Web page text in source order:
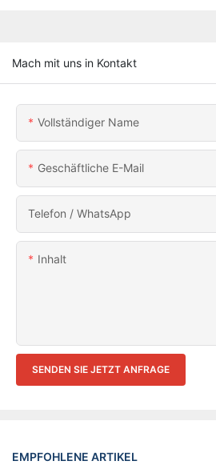
Mach mit uns in Kontakt
Vollständiger Name
Geschäftliche E-Mail
Telefon / WhatsApp
Inhalt
SENDEN SIE JETZT ANFRAGE
EMPFOHLENE ARTIKEL